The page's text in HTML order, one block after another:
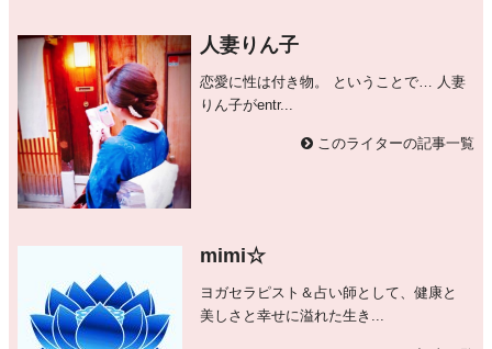
人妻りん子
恋愛に性は付き物。 ということで… 人妻
りん子がentr...
このライターの記事一覧
mimi☆
ヨガセラピスト＆占い師として、健康と
美しさと幸せに溢れた生き...